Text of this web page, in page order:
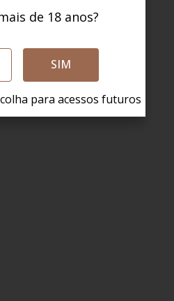
de 18 anos?
SIM
para acessos futuros